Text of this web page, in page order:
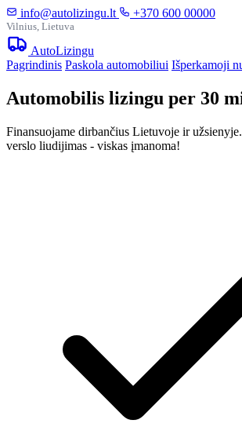
info@autolizingu.lt +370 600 00000
Vilnius, Lietuva
AutoLizingu
Pagrindinis Paskola automobiliui Išperkamoji
Automobilis lizingu per 30
Finansuojame dirbančius Lietuvoje ir
verslo liudijimas - viskas įmanoma!